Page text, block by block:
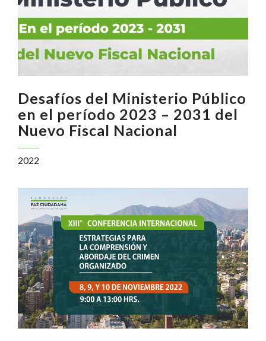
Desafíos del Ministerio Público
en el período 2023 – 2031 del
Nuevo Fiscal Nacional
2022